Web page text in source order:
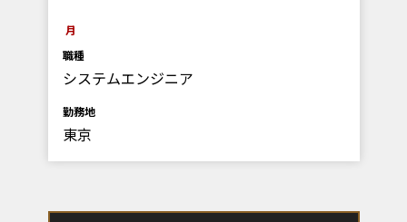
月
職種
システムエンジニア
勤務地
東京